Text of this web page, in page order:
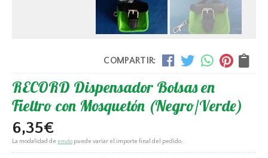
COMPARTIR:
RECORD Dispensador Bolsas en
Fieltro con Mosquetón (Negro/Verde)
6,35€
La modalidad de envío puede variar el importe final del pedido.